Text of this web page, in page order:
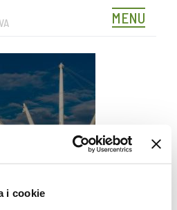
i cookie
MENU